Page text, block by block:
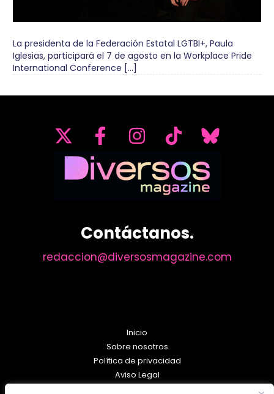
La presidenta de la Federación Estatal LGTBI+, Paula
Iglesias, participará el 7 de agosto en la Workplace Pride
International Conference […]
Contáctanos.
redaccion@diversosmagazine.com
Inicio
Sobre nosotros
Política de privacidad
Aviso Legal